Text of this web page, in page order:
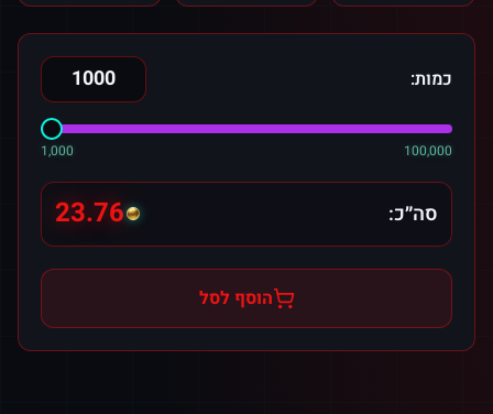
כמות:
1,000 100,000
סה״כ: 23.76
הוסף לסל